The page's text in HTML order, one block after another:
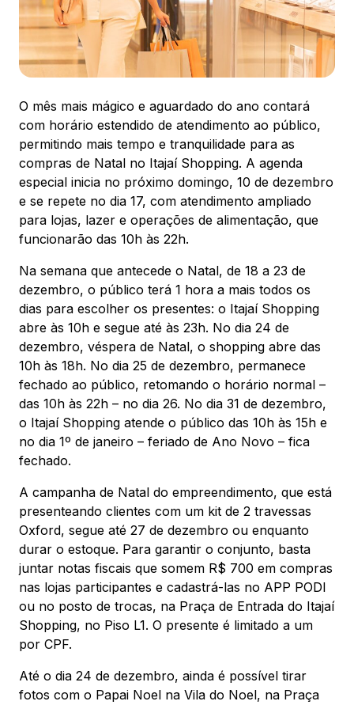
Ver local
Chamar Uber
CONTATO
(47) 3348-4609
Vitrine virtual
O mês mais mágico e aguardado do ano contará
com horário estendido de atendimento ao público,
permitindo mais tempo e tranquilidade para as
compras de Natal no Itajaí Shopping. A agenda
especial inicia no próximo domingo, 10 de dezembro
e se repete no dia 17, com atendimento ampliado
para lojas, lazer e operações de alimentação, que
funcionarão das 10h às 22h.
Na semana que antecede o Natal, de 18 a 23 de
dezembro, o público terá 1 hora a mais todos os
dias para escolher os presentes: o Itajaí Shopping
abre às 10h e segue até às 23h. No dia 24 de
dezembro, véspera de Natal, o shopping abre das
10h às 18h. No dia 25 de dezembro, permanece
fechado ao público, retomando o horário normal –
das 10h às 22h – no dia 26. No dia 31 de dezembro,
o Itajaí Shopping atende o público das 10h às 15h e
no dia 1º de janeiro – feriado de Ano Novo – fica
fechado.
A campanha de Natal do empreendimento, que está
presenteando clientes com um kit de 2 travessas
Oxford, segue até 27 de dezembro ou enquanto
durar o estoque. Para garantir o conjunto, basta
juntar notas fiscais que somem R$ 700 em compras
nas lojas participantes e cadastrá-las no APP PODI
ou no posto de trocas, na Praça de Entrada do Itajaí
Shopping, no Piso L1. O presente é limitado a um
por CPF.
Até o dia 24 de dezembro, ainda é possível tirar
fotos com o Papai Noel na Vila do Noel, na Praça